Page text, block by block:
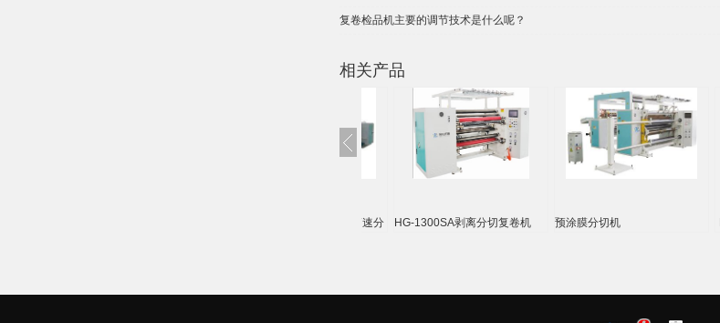
复卷检品机主要的调节技术是什么呢？
相关产品
HG-2700SF/H伺服控制高速分
HG-1300SA剥离分切复卷机 预涂膜分切机